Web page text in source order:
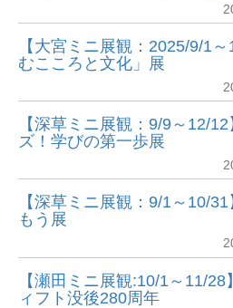
【大宮ミニ展観：2025/9/1
むこころと文化」展
【深草ミニ展観：9/9～12/
ズ！学びの第一歩展
【深草ミニ展観：9/1～10/
もう展
【瀬田ミニ展観:10/1～11/
ィフト没後280周年